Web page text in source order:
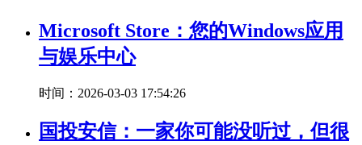
Microsoft Store：您的Windows应用
与娱乐中心
时间：2026-03-03 17:54:26
国投安信：一家你可能没听过，但很